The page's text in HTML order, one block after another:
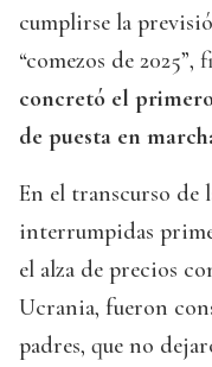
cumplirse la
“comezos de
concretó el
de puesta en
En el transcurso de
interrumpidas
el alza de precios
Ucrania, fueron
padres, que no